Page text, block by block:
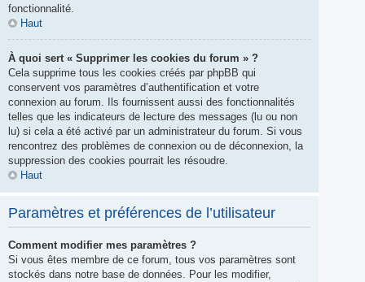
fonctionnalité.
Haut
À quoi sert « Supprimer les cookies du forum » ?
Cela supprime tous les cookies créés par phpBB qui
conservent vos paramètres d’authentification et votre
connexion au forum. Ils fournissent aussi des fonctionnalités
telles que les indicateurs de lecture des messages (lu ou non
lu) si cela a été activé par un administrateur du forum. Si vous
rencontrez des problèmes de connexion ou de déconnexion, la
suppression des cookies pourrait les résoudre.
Haut
Paramètres et préférences de l’utilisateur
Comment modifier mes paramètres ?
Si vous êtes membre de ce forum, tous vos paramètres sont
stockés dans notre base de données. Pour les modifier,